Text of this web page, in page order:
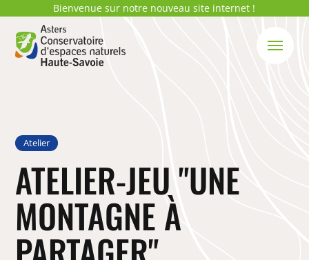
Bienvenue sur notre nouveau site internet !
Atelier
ATELIER-JEU "UNE
MONTAGNE À